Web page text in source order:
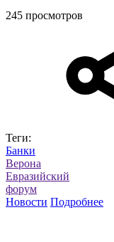
245 просмотров
Теги:
Банки
Верона
Евразийский
форум
Новости Подробнее